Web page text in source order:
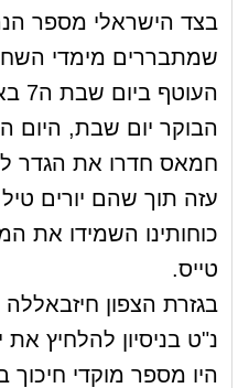
בצד הישראלי מספר
שמתבררים מימדי
העוטף ביום שבת ה7 באוקטובר.
הבוקר יום שבת, היום
חמאס חדרו את הגדר
עזה תוך שהם יורים
כוחותינו השמידו את
טייס.
בגזרת הצפון
נ"ט בניסיון להלחיץ
היו מספר מוקדי חיכוך